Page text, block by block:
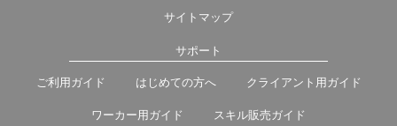
サイトマップ
サポート
ご利用ガイド はじめての方へ クライアント用ガイド
ワーカー用ガイド スキル販売ガイド